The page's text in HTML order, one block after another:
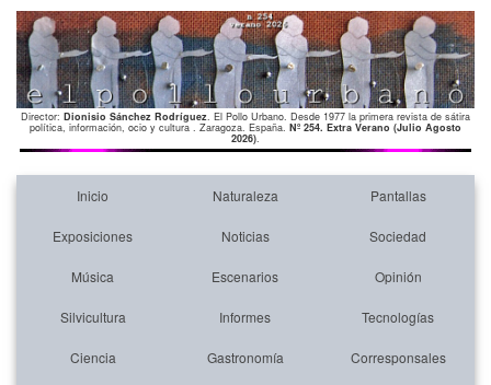
Director: Dionisio Sánchez Rodríguez. El Pollo Urbano. Desde 1977 la primera revista de sátira
política, información, ocio y cultura . Zaragoza. España. Nº 254. Extra Verano (Julio Agosto
2026).
Inicio Naturaleza Pantallas
Exposiciones Noticias Sociedad
Música Escenarios Opinión
Silvicultura Informes Tecnologías
Ciencia Gastronomía Corresponsales